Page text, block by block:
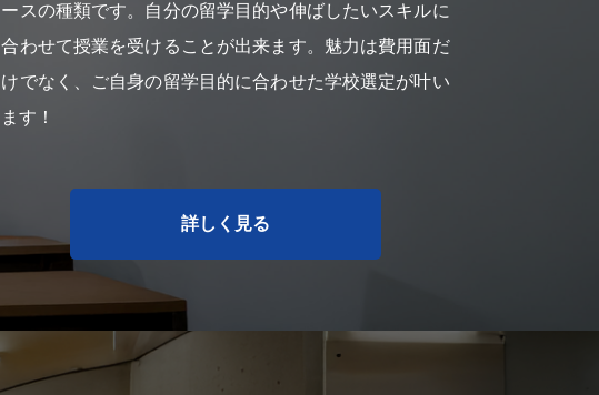
ースの種類です。自分の留学目的や伸ばしたいスキルに
合わせて授業を受けることが出来ます。魅力は費用面だ
けでなく、ご自身の留学目的に合わせた学校選定が叶い
ます！
詳しく見る